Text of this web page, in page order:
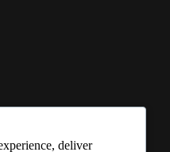
US deliver